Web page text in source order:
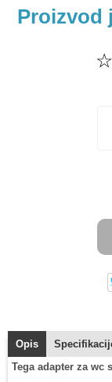
Proizvod
☆
Opis
Tega adapter za wc